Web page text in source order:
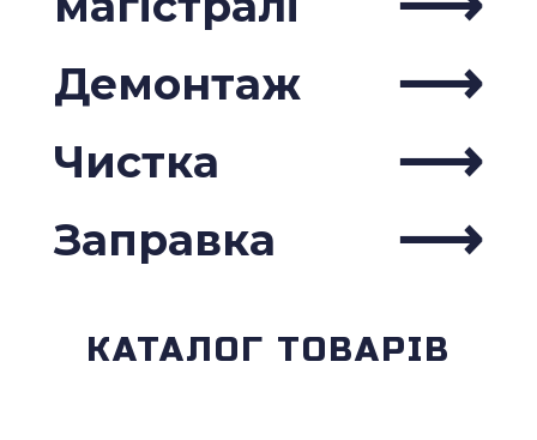
Демонтаж
Чистка
Заправка
КАТАЛОГ ТОВАРІВ